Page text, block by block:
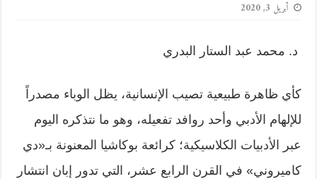
أبريل 3, 2020
د. محمد عبد الستار البدري
كأي ظاهرة طبيعية تصيب الإنسانية، يظل الوباء مصدراً
للإلهام الأدبي وأحد روافد تفعيله، وهو ما نتذكره اليوم
عبر الأدبيات الكلاسيكية؛ كرائعة بوكاشيا المعنونة بـ«دي
كاميروني» في القرن الرابع عشر، التي تدور إبان انتشار